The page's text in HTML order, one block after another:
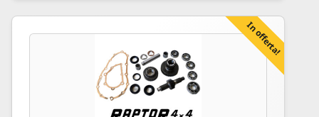
In offerta!